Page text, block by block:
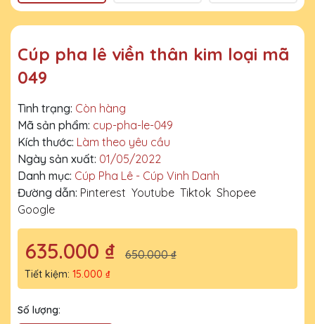
Cúp pha lê viền thân kim loại mã
049
Tình trạng: Còn hàng
Mã sản phẩm: cup-pha-le-049
Kích thước: Làm theo yêu cầu
Ngày sản xuất: 01/05/2022
Danh mục: Cúp Pha Lê - Cúp Vinh Danh
Đường dẫn: Pinterest Youtube Tiktok Shopee
Google
635.000 ₫ 650.000 ₫
Tiết kiệm: 15.000 ₫
Số lượng: